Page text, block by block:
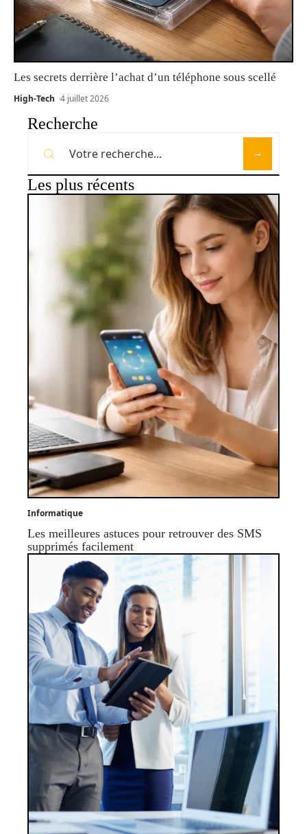
Les secrets derrière l’achat d’un téléphone sous scellé
High-Tech 4 juillet 2026
Recherche
Les plus récents
Informatique
Les meilleures astuces pour retrouver des SMS
supprimés facilement